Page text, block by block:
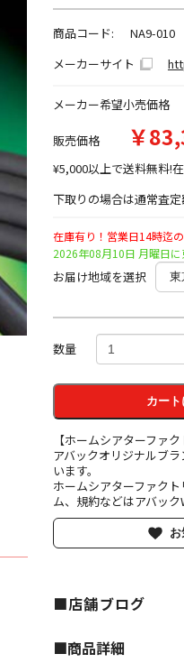
商品コード:
NA9-010
メーカーサイト
メーカー希望小売価格
販売価格 ￥
¥5,000以上で送料無料!
下取りの場合は通常査
在庫有り！営業日14時迄
2026年08月10日 月曜日
お届け地域を選択
数量
カー
【ホームシアターファ
アバックオリジナルブ
います。
ホームシアターファク
ム、規約などはアバック
お
■店舗ブログ
■︎商品詳細